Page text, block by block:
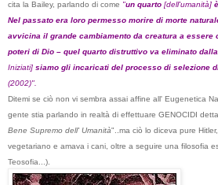
cita la Bailey, parlando di come "un quarto [dell'umanità]
Nel passato era loro permesso morire di morte
avvicina il grande cambiamento da creatura a essere
poteri di Dio – quel quarto distruttivo va eliminato
Iniziati] siamo gli incaricati del processo di selezione
(2002)".
Ditemi se ciò non vi sembra assai affine all' Eugenetica
gente stia parlando in realtà di effettuare GENOCIDI
Bene Supremo dell' Umanità"..ma ciò lo diceva pure
vegetariano e amava i cani, oltre a seguire una filosofia
Teosofia...).